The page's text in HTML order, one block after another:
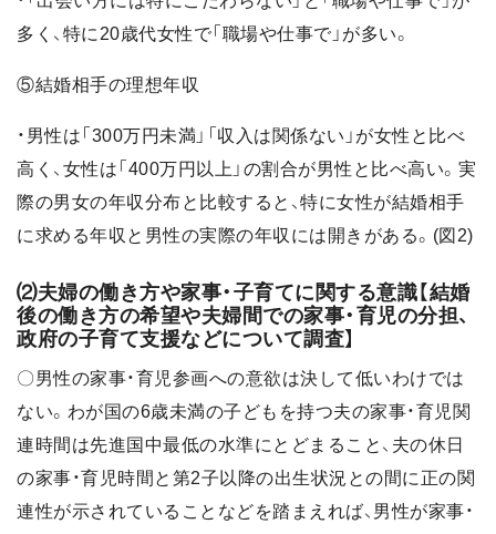
多く、特に20歳代女性で「職場や仕事で」が多い。
⑤結婚相手の理想年収
・男性は「300万円未満」「収入は関係ない」が女性と比べ
高く、女性は「400万円以上」の割合が男性と比べ高い。実
際の男女の年収分布と比較すると、特に女性が結婚相手
に求める年収と男性の実際の年収には開きがある。(図2)
⑵夫婦の働き方や家事・子育てに関する意識【結婚
後の働き方の希望や夫婦間での家事・育児の分担、
政府の子育て支援などについて調査】
〇男性の家事・育児参画への意欲は決して低いわけでは
ない。わが国の6歳未満の子どもを持つ夫の家事・育児関
連時間は先進国中最低の水準にとどまること、夫の休日
の家事・育児時間と第2子以降の出生状況との間に正の関
連性が示されていることなどを踏まえれば、男性が家事・